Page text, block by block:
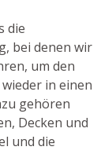
die
bei denen wir
um den
in einen
gehören
Decken und
und die